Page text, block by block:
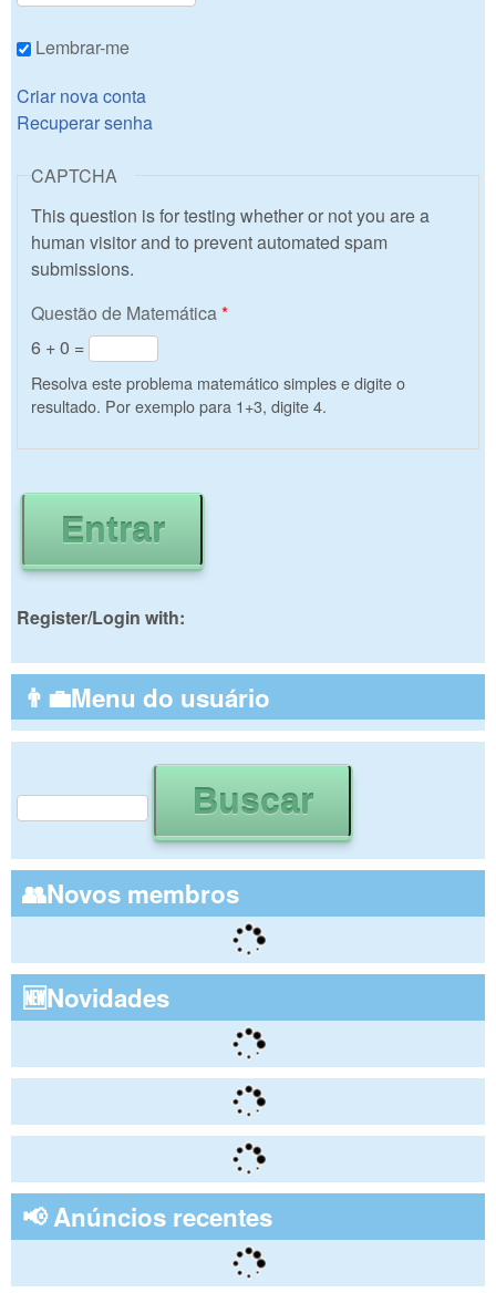
Lembrar-me
Criar nova conta
Recuperar senha
CAPTCHA
This question is for testing whether or not you are a
human visitor and to prevent automated spam
submissions.
Questão de Matemática *
6 + 0 =
Resolva este problema matemático simples e digite o
resultado. Por exemplo para 1+3, digite 4.
Register/Login with:
👨‍💼Menu do usuário
Formulário de busca
👥Novos membros
🆕Novidades
📢 Anúncios recentes